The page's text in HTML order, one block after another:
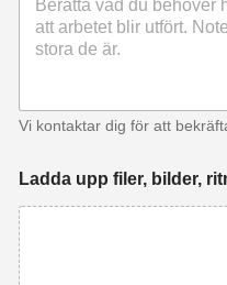
Vi kontaktar dig för att
Ladda upp filer, bilder,